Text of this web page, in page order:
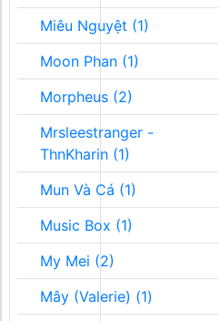
Miêu Nguyệt (1)
Moon Phan (1)
Morpheus (2)
Mrsleestranger -
ThnKharin (1)
Mun Và Cá (1)
Music Box (1)
My Mei (2)
Mây (Valerie) (1)